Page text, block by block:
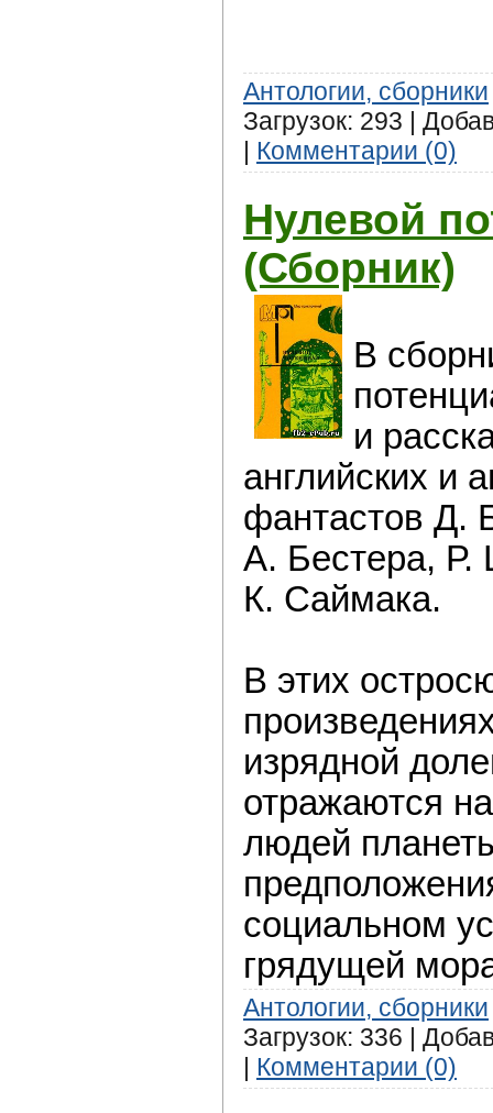
Антологии, сборники
Загрузок: 293 |
| Комментарии (0)
Нулевой
(Сборник)
В
и
английских и
фантастов Д.
А. Бестера, Р.
К. Саймака.
В этих
изрядной
отражаются
людей
социальном
грядущей
Антологии, сборники
Загрузок: 336 |
| Комментарии (0)